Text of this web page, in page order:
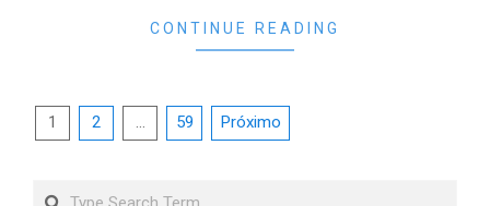
CONTINUE READING
Paginação
posts
1 2 … 59 Próximo
Search